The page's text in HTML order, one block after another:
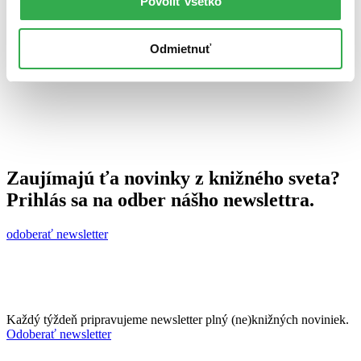
Odmietnuť
Zaujímajú ťa novinky z knižného sveta?
Prihlás sa na odber nášho newslettra.
odoberať newsletter
Každý týždeň pripravujeme newsletter plný (ne)knižných noviniek.
Odoberať newsletter